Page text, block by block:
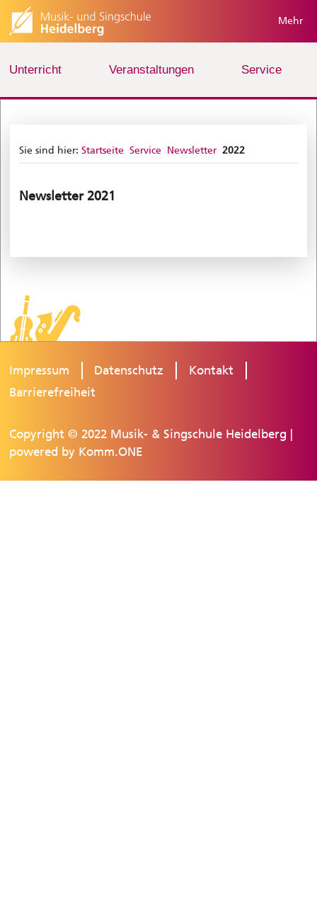
Mehr
Unterricht Veranstaltungen Service
Sie sind hier: Startseite Service Newsletter 2022
Newsletter 2021
Impressum Datenschutz
Kontakt
Barrierefreiheit
Copyright © 2022 Musik- & Singschule Heidelberg |
powered by Komm.ONE